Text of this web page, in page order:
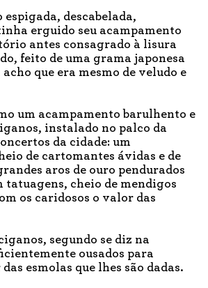
descabelada,
erguido seu acampamento
antes consagrado à lisura
feito de uma grama japonesa
que era mesmo de veludo e
um acampamento barulhento e
instalado no palco da
da cidade: um
de cartomantes ávidas e de
aros de ouro pendurados
tatuagens, cheio de mendigos
os caridosos o valor das
segundo se diz na
ousados para
esmolas que lhes são dadas.